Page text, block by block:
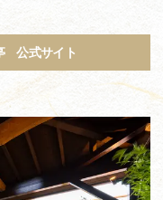
公式サイト